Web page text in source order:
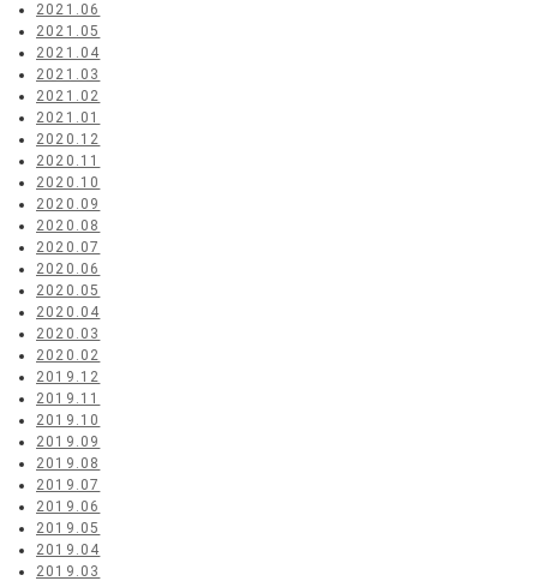
2021.06
2021.05
2021.04
2021.03
2021.02
2021.01
2020.12
2020.11
2020.10
2020.09
2020.08
2020.07
2020.06
2020.05
2020.04
2020.03
2020.02
2019.12
2019.11
2019.10
2019.09
2019.08
2019.07
2019.06
2019.05
2019.04
2019.03